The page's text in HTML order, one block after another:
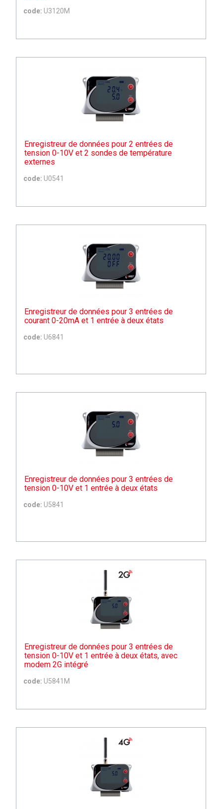
code: U3120M
Enregistreur de données pour 2 entrées de
tension 0-10V et 2 sondes de température
externes
code: U0541
Enregistreur de données pour 3 entrées de
courant 0-20mA et 1 entrée à deux états
code: U6841
Enregistreur de données pour 3 entrées de
tension 0-10V et 1 entrée à deux états
code: U5841
Enregistreur de données pour 3 entrées de
tension 0-10V et 1 entrée à deux états, avec
modem 2G intégré
code: U5841M